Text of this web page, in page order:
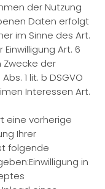
der Nutzung
Daten erfolgt
im Sinne des Art.
Einwilligung Art. 6
Zwecke der
1 lit. b DSGVO
Interessen Art.
eine vorherige
Ihrer
folgende
in